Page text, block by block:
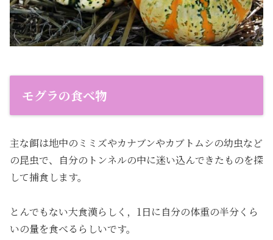
モグラの食べ物
主な餌は地中のミミズやカナブンやカブトムシの幼虫など
の昆虫で、自分のトンネルの中に迷い込んできたものを探
して捕食します。
とんでもない大食漢らしく，1日に自分の体重の半分くら
いの量を食べるらしいです。